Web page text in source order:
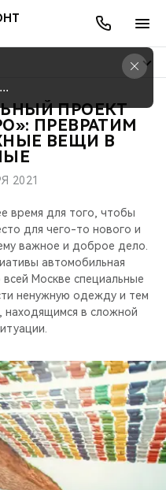
ПРОЕКТ
ПРЕВРАТИМ
ВЕЩИ В
2021
время для того, чтобы
для чего-то нового и
важное и доброе дело.
автомобильная
Москве специальные
ненужную одежду и тем
в сложной